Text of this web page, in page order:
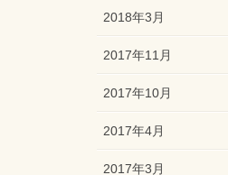
2018年3月
2017年11月
2017年10月
2017年4月
2017年3月